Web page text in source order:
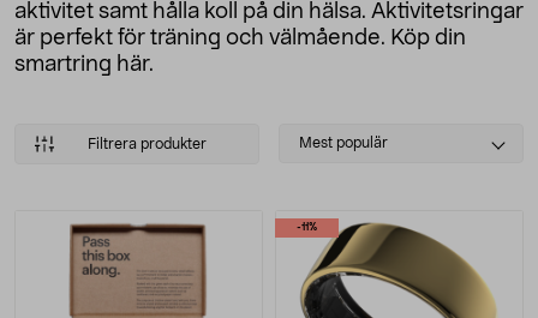
aktivitet samt hålla koll på din hälsa. Aktivitetsringar
är perfekt för träning och välmående. Köp din
smartring här.
Filtrera produkter
Select
Mest populär
Produkter -11%